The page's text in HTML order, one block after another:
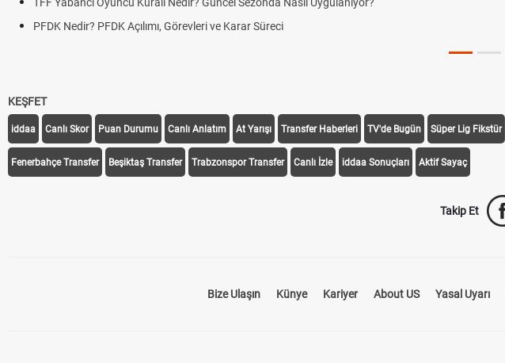
PFDK Nedir? PFDK Açılımı, Görevleri ve Karar Süreci
KEŞFET
iddaa Canlı Skor Puan Durumu Canlı Anlatım At Yarışı Transfer Haberleri TV'de Bugün Süper Lig Fikstür
Fenerbahçe Transfer Beşiktaş Transfer Trabzonspor Transfer Canlı İzle iddaa Sonuçları Aktif Sayaç
Takip Et
Bize Ulaşın Künye Kariyer About US Yasal Uyarı